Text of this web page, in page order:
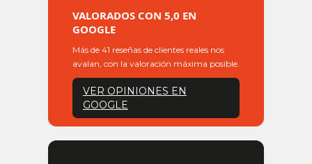
VALORADOS CON 5,0 EN
GOOGLE
Más de 41 reseñas de clientes reales nos
avalan, con la valoración máxima posible.
VER OPINIONES EN
GOOGLE